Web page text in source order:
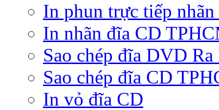
In phun trực tiếp
In nhãn đĩa CD
Sao chép đĩa DVD
Sao chép đĩa CD
In vỏ đĩa CD